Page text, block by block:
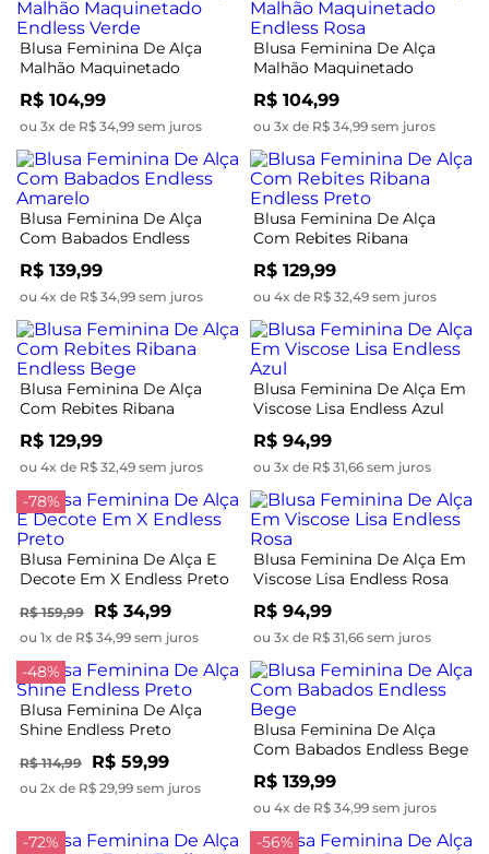
Blusa Feminina De Alça
Malhão Maquinetado
Endless Verde
R$ 104,99
ou 3x de R$ 34,99 sem juros
Blusa Feminina De Alça
Malhão Maquinetado
Endless Rosa
R$ 104,99
ou 3x de R$ 34,99 sem juros
Blusa Feminina De Alça
Com Babados Endless
Amarelo
R$ 139,99
ou 4x de R$ 34,99 sem juros
Blusa Feminina De Alça
Com Rebites Ribana
Endless Preto
R$ 129,99
ou 4x de R$ 32,49 sem juros
Blusa Feminina De Alça
Com Rebites Ribana
Endless Bege
R$ 129,99
ou 4x de R$ 32,49 sem juros
Blusa Feminina De Alça Em
Viscose Lisa Endless Azul
R$ 94,99
ou 3x de R$ 31,66 sem juros
-78%
Blusa Feminina De Alça E
Decote Em X Endless Preto
R$ 159,99 R$ 34,99
ou 1x de R$ 34,99 sem juros
Blusa Feminina De Alça Em
Viscose Lisa Endless Rosa
R$ 94,99
ou 3x de R$ 31,66 sem juros
-48%
Blusa Feminina De Alça
Shine Endless Preto
R$ 114,99 R$ 59,99
ou 2x de R$ 29,99 sem juros
Blusa Feminina De Alça
Com Babados Endless Bege
R$ 139,99
ou 4x de R$ 34,99 sem juros
-72% -56%